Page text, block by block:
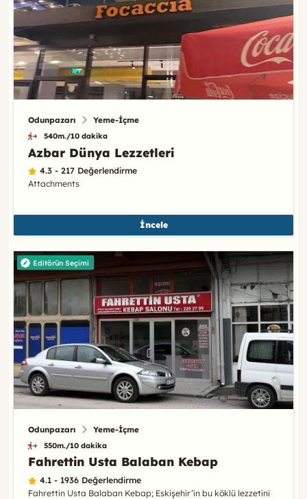
Odunpazarı Yeme-İçme
540m./10 dakika
Azbar Dünya Lezzetleri
4.3 - 217 Değerlendirme
Attachments
İncele
Editörün Seçimi
Odunpazarı Yeme-İçme
550m./10 dakika
Fahrettin Usta Balaban Kebap
4.1 - 1936 Değerlendirme
Fahrettin Usta Balaban Kebap; Eskişehir’in bu köklü lezzetini